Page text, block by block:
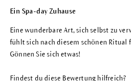
Ein Spa-day Zuhause
Eine wunderbare Art, sich selbst zu
fühlt sich nach diesem schönen Ritual
Gönnen Sie sich etwas!
Findest du diese Bewertung hilfreich?